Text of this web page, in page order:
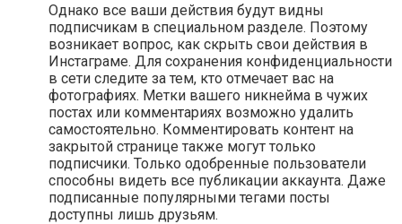
Однако все ваши действия будут видны
подписчикам в специальном разделе. Поэтому
возникает вопрос, как скрыть свои действия в
Инстаграме. Для сохранения конфиденциальности
в сети следите за тем, кто отмечает вас на
фотографиях. Метки вашего никнейма в чужих
постах или комментариях возможно удалить
самостоятельно. Комментировать контент на
закрытой странице также могут только
подписчики. Только одобренные пользователи
способны видеть все публикации аккаунта. Даже
подписанные популярными тегами посты
доступны лишь друзьям.